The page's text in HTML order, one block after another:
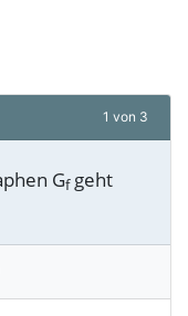
1 von 3
Gfgeht